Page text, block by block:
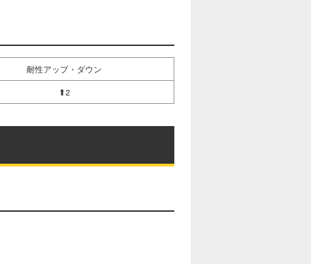
耐性アップ・ダウン
⬆2